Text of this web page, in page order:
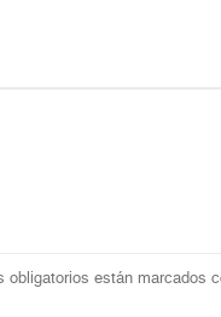
obligatorios están marcados